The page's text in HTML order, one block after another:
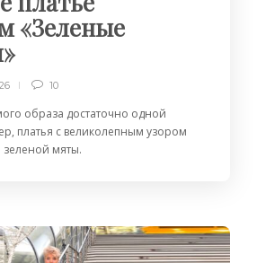
«Зеленые
10
образа достаточно одной
платья с великолепным узором
зеленой мяты.